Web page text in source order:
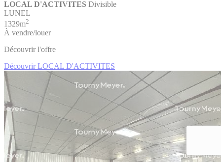
LOCAL D'ACTIVITES Divisible
LUNEL
1329m2
À vendre/louer
Découvrir l'offre
Découvrir LOCAL D'ACTIVITES